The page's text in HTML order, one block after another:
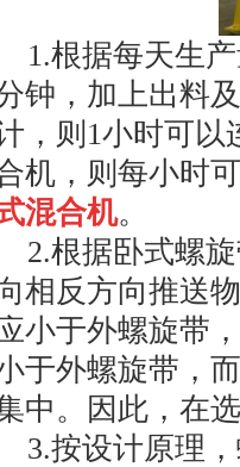
1.根据每天生
钟，加上出料
，则 1小时可以
机，则每小时
混合机。
2.根据卧式螺
相反方向推送
小于外螺旋带
于外螺旋带，
中。因此，在
3.按设计原理